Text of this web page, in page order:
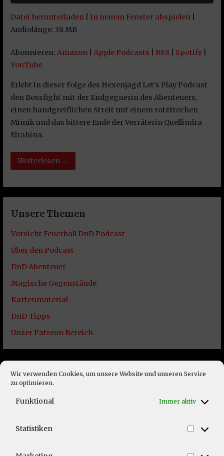
Wir verwenden Cookies, um unsere Website und unseren Service
zu optimieren.
Funktional Immer aktiv
Statistiken
Amazon
YouTube
TEILEN
EMBED
Datei herunterladen| In neuem Fenster abspielen|
Audiolänge: 38 MB
Abonnieren: Amazon| Apple Podcasts RSS Spotify|
YouTube
Erlebt in dieser Folge des Hexenjagd Let’s Play Podcast
den Bossfight mit der Endgegnerin des Abenteuers,
einen handgreiflichen Streit mit einem rotzfrechen
Mimik und das bittere Ende der Verräterin Quellindra
Elrahina.
Weiterlesen →
Unsere Themen
Vorsicht Feuerball DnD Podcast
Über den Podcast
DnD Abenteuer
Magische Gegenstände
Kartenmaterial
DnD Tipps
Unser Patreon Bereich
Unsere Podcast Serien